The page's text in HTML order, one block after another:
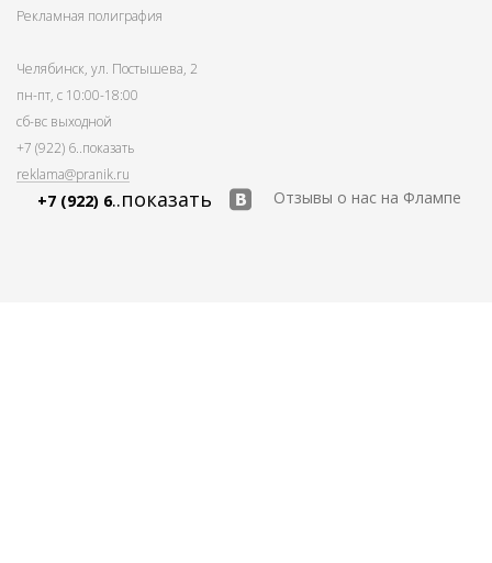
Рекламная полиграфия
Челябинск, ул. Постышева, 2
пн-пт, с 10:00-18:00
сб-вс выходной
+7 (922) 6..показать
reklama@pranik.ru
+7 (922) 6..показать Отзывы о нас на Флампе